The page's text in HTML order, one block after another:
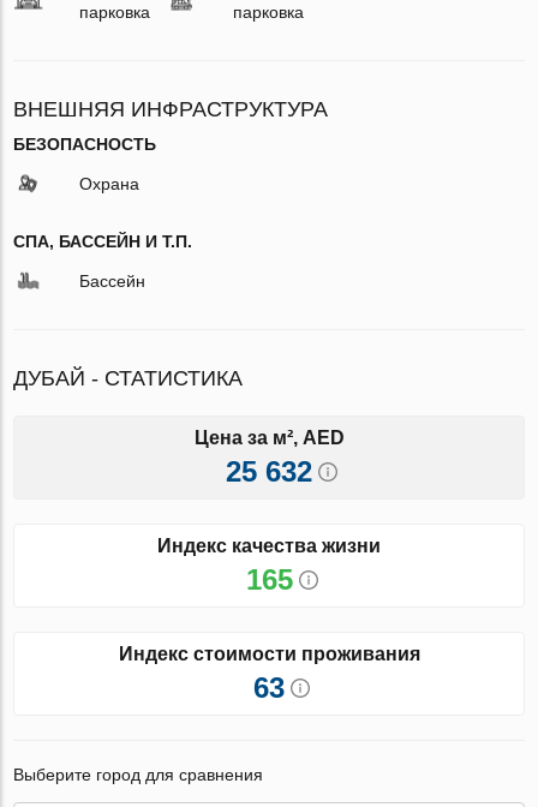
парковка
парковка
ВНЕШНЯЯ ИНФРАСТРУКТУРА
БЕЗОПАСНОСТЬ
Охрана
СПА, БАССЕЙН И Т.П.
Бассейн
ДУБАЙ - СТАТИСТИКА
Цена за м², AED
25 632
Индекс качества жизни
165
Индекс стоимости проживания
63
Выберите город для сравнения